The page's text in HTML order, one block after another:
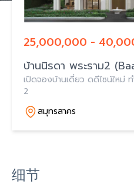
25,000,000 -
บ้านนิรดา พระราม2
เปิดจองบ้านเดี่ยว ดดีไซน์ใหม่
2
สมุทรสาคร
细节